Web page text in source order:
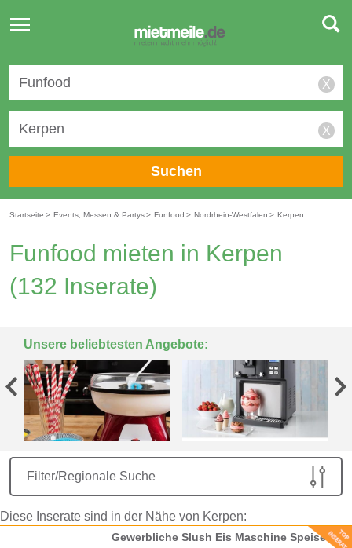
Toggle
navigation
X
X
Suchen
Startseite > Events, Messen & Partys> Funfood > Nordrhein-Westfalen > Kerpen
Funfood mieten in Kerpen
(132 Inserate)
Unsere beliebtesten Angebote:
Filter/Regionale Suche
Diese Inserate sind in der Nähe von Kerpen:
Gewerbliche Slush Eis Maschine Speiseeis Slush Eis Wassereis Slusheismaschine 2x12l für Ihr Gewerbe